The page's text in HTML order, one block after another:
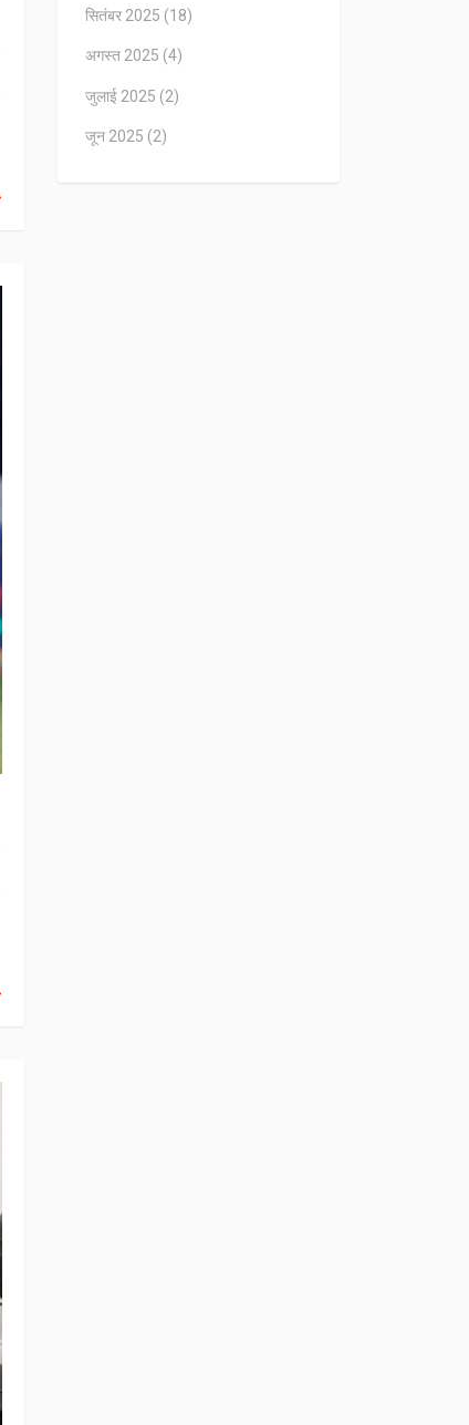
सितंबर 2025 (18)
अगस्त 2025 (4)
जुलाई 2025 (2)
जून 2025 (2)